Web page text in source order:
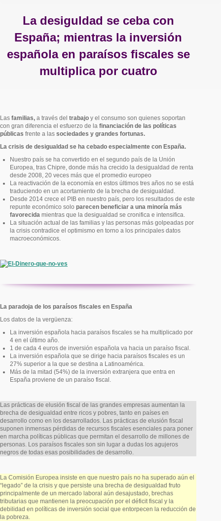
La desiguldad se ceba con
España; mientras la inversión
española en paraísos fiscales se
multiplica por cuatro
Las familias, a través del trabajo y el consumo son quienes soportan
con gran diferencia el esfuerzo de la financiación de las políticas
públicas frente a las sociedades y grandes fortunas.
La crisis de desigualdad se ha cebado especialmente con España.
Nuestro país se ha convertido en el segundo país de la Unión
Europea, tras Chipre, donde más ha crecido la desigualdad de renta
desde 2008, 20 veces más que el promedio europeo
La reactivación de la economía en estos últimos tres años no se está
traduciendo en un acortamiento de la brecha de desigualdad.
Desde 2014 crece el PIB en nuestro país, pero los resultados de este
repunte económico solo parecen beneficiar a una minoría más
favorecida mientras que la desigualdad se cronifica e intensifica.
La situación actual de las familias y las personas más golpeadas por
la crisis contradice el optimismo en torno a los principales datos
macroeconómicos.
La paradoja de los paraísos fiscales en España
Los datos de la vergüenza:
La inversión española hacia paraísos fiscales se ha multiplicado por
4 en el último año.
1 de cada 4 euros de inversión española va hacia un paraíso fiscal.
La inversión española que se dirige hacia paraísos fiscales es un
27% superior a la que se destina a Latinoamérica.
Más de la mitad (54%) de la inversión extranjera que entra en
España proviene de un paraíso fiscal.
Las prácticas de elusión fiscal de las grandes empresas aumentan la
brecha de desigualdad entre ricos y pobres, tanto en países en
desarrollo como en los desarrollados. Las prácticas de elusión fiscal
suponen inmensas pérdidas de recursos fiscales esenciales para poner
en marcha políticas públicas que permitan el desarrollo de millones de
personas. Los paraísos fiscales son sin lugar a dudas los agujeros
negros de todas esas posibilidades de desarrollo.
La Comisión Europea insiste en que nuestro país no ha superado aún el
“legado” de la crisis y que persiste una brecha de desigualdad fruto
principalmente de un mercado laboral aún desajustado, brechas
tributarias que mantienen la preocupación por el déficit fiscal y la
debilidad en políticas de inversión social que entorpecen la reducción de
la pobreza.